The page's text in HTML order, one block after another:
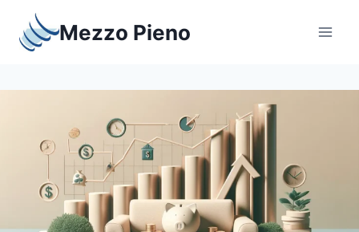
contenuto
Mezzo Pieno